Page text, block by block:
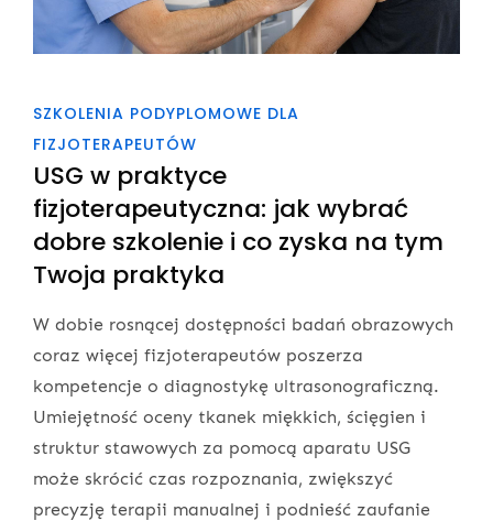
SZKOLENIA PODYPLOMOWE DLA
FIZJOTERAPEUTÓW
USG w praktyce
fizjoterapeutyczna: jak wybrać
dobre szkolenie i co zyska na tym
Twoja praktyka
W dobie rosnącej dostępności badań obrazowych
coraz więcej fizjoterapeutów poszerza
kompetencje o diagnostykę ultrasonograficzną.
Umiejętność oceny tkanek miękkich, ścięgien i
struktur stawowych za pomocą aparatu USG
może skrócić czas rozpoznania, zwiększyć
precyzję terapii manualnej i podnieść zaufanie